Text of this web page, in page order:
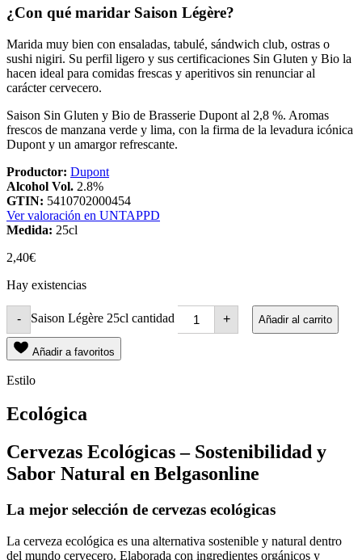
¿Con qué maridar Saison Légère?
Marida muy bien con ensaladas, tabulé, sándwich club, ostras o
sushi nigiri. Su perfil ligero y sus certificaciones Sin Gluten y Bio la
hacen ideal para comidas frescas y aperitivos sin renunciar al
carácter cervecero.
Saison Sin Gluten y Bio de Brasserie Dupont al 2,8 %. Aromas
frescos de manzana verde y lima, con la firma de la levadura icónica
Dupont y un amargor refrescante.
Productor: Dupont
Alcohol Vol. 2.8%
GTIN: 5410702000454
Ver valoración en UNTAPPD
Medida: 25cl
2,40€
Hay existencias
- Saison Légère 25cl cantidad + Añadir al carrito
Añadir a favoritos
Estilo
Ecológica
Cervezas Ecológicas – Sostenibilidad y
Sabor Natural en Belgasonline
La mejor selección de cervezas ecológicas
La cerveza ecológica es una alternativa sostenible y natural dentro
del mundo cervecero. Elaborada con ingredientes orgánicos y